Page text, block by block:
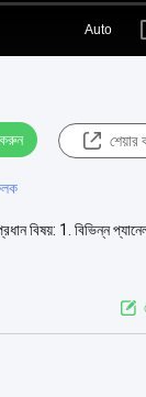
Auto
শেয়ার
বিষয়: 1. বিভিন্ন